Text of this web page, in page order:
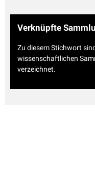
Verknüpfte
Zu diesem Stichwort
wissenschaftlichen
verzeichnet.